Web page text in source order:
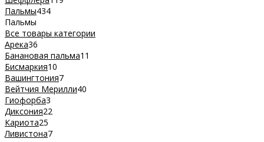
Пальмы434
Пальмы
Все товары категории
Арека36
Банановая пальма11
Бисмаркия10
Вашингтония7
Вейтчия Мерилли40
Гиофорба3
Диксония22
Кариота25
Ливистона7